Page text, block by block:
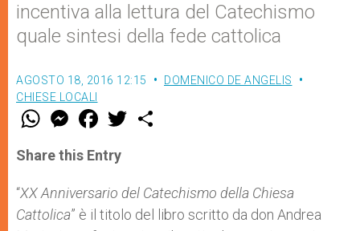
incentiva alla lettura del Catechismo
quale sintesi della fede cattolica
AGOSTO 18, 2016 12:15
DOMENICO DE ANGELIS
CHIESE LOCALI
W
t
s
p
p
M
e
s
e
g
e
r
F
a
e
b
o
k
w
r
Share this Entry
“XX Anniversario del Catechismo della Chiesa
Cattolica” è il titolo del libro scritto da don Andrea